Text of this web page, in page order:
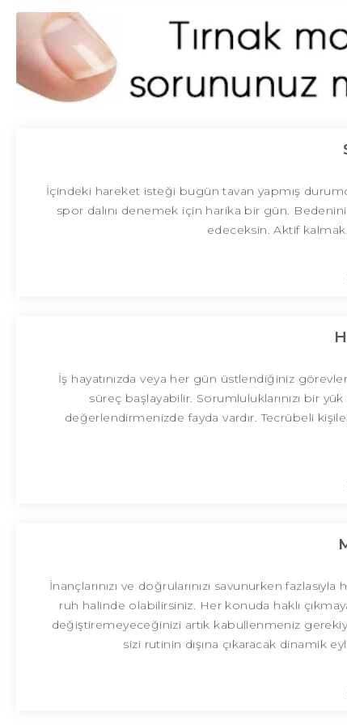
İçindeki hareket isteği bugün tavan yapmış
spor dalını denemek için harika bir gün. Bedenini
edeceksin. Aktif
İş hayatınızda veya her gün üstlendiğiniz
süreç başlayabilir. Sorumluluklarınızı bir
değerlendirmenizde fayda vardır. Tecrübeli
İnançlarınızı ve doğrularınızı savunurken
ruh halinde olabilirsiniz. Her konuda haklı
değiştiremeyeceğinizi artık kabullenmeniz
sizi rutinin dışına çıkaracak dinamik